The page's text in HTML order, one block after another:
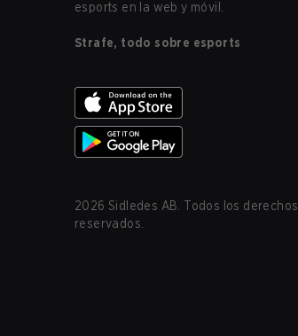
esports en la web y móvil.
Strafe, todo sobre esports
2026 Sidledes AB. Todos los derechos
reservados.